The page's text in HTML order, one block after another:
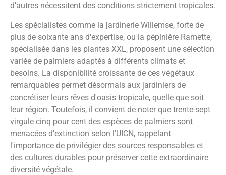
d'autres nécessitent des conditions strictement tropicales.
Les spécialistes comme la jardinerie Willemse, forte de
plus de soixante ans d'expertise, ou la pépinière Ramette,
spécialisée dans les plantes XXL, proposent une sélection
variée de palmiers adaptés à différents climats et
besoins. La disponibilité croissante de ces végétaux
remarquables permet désormais aux jardiniers de
concrétiser leurs rêves d'oasis tropicale, quelle que soit
leur région. Toutefois, il convient de noter que trente-sept
virgule cinq pour cent des espèces de palmiers sont
menacées d'extinction selon l'UICN, rappelant
l'importance de privilégier des sources responsables et
des cultures durables pour préserver cette extraordinaire
diversité végétale.